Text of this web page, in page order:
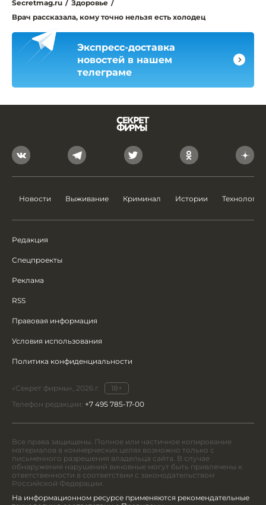
Secretmag.ru / Здоровье /
Врач рассказала, кому точно нельзя есть холодец
Экспресс-доставка
новостей в нашем
телеграме
Новости Выживание Криминал Истории Технологии
Редакция
Спецпроекты
Реклама
RSS
Правовая информация
Условия использования
Политика конфиденциальности
«Секрет фирмы», 2026 г.
18+
Телефон редакции: +7 495 785-17-00
Все права защищены. Полное или частичное копирование
материалов в коммерческих целях возможно только с
письменного разрешения владельца сайта. В случае
обнаружения нарушений виновные могут быть привлечены к
ответственности в соответствии с законодательством
Российской Федерации.
На информационном ресурсе применяются рекомендательные